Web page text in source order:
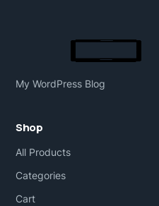
My WordPress Blog
Shop
All Products
Categories
Cart